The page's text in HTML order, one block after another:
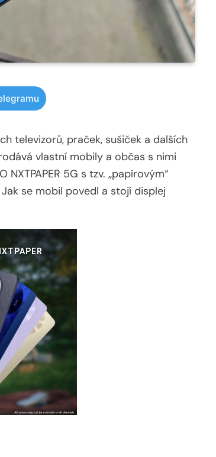
televizorů, praček, sušiček a dalších
vlastní mobily a občas s nimi
5G s tzv. „papírovým“
se mobil povedl a stojí displej